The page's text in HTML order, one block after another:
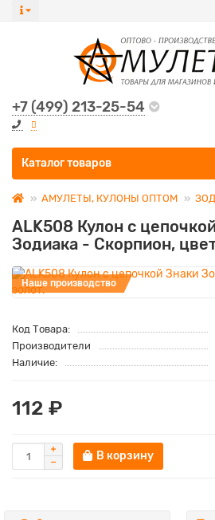
+7 (499) 213-25-54
Все категории
Каталог товаров
АМУЛЕТЫ, КУЛОНЫ ОПТОМ
ALK508 Кулон с
Зодиака - Скорпион,
Наше производство
Код Товара:
Производители
Наличие:
112 ₽
В корзину